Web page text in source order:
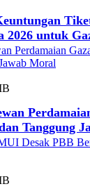
untuk
Tanggung